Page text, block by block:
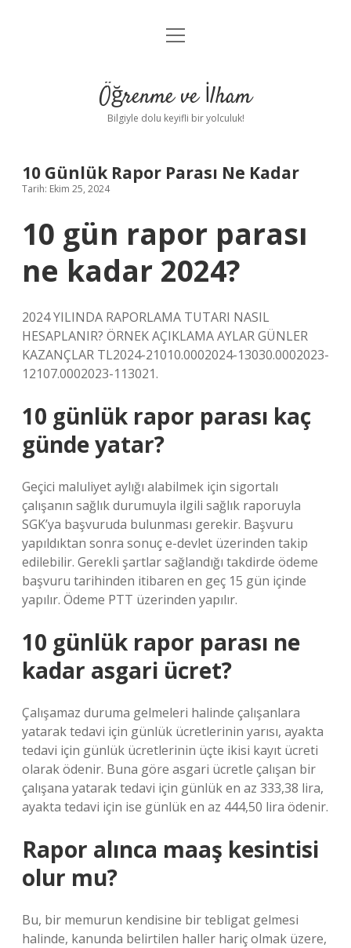
Anasayfa
Yasal Uyarı
menüyü
Öğrenme ve İlham
Bilgiyle dolu keyifli bir yolculuk!
10 Günlük Rapor Parası Ne Kadar
Tarih: Ekim 25, 2024
10 gün rapor parası
ne kadar 2024?
2024 YILINDA RAPORLAMA TUTARI NASIL
HESAPLANIR? ÖRNEK AÇIKLAMA AYLAR GÜNLER
KAZANÇLAR TL2024-21010.0002024-13030.0002023-
12107.0002023-113021.
10 günlük rapor parası kaç
günde yatar?
Geçici maluliyet aylığı alabilmek için sigortalı
çalışanın sağlık durumuyla ilgili sağlık raporuyla
SGK’ya başvuruda bulunması gerekir. Başvuru
yapıldıktan sonra sonuç e-devlet üzerinden takip
edilebilir. Gerekli şartlar sağlandığı takdirde ödeme
başvuru tarihinden itibaren en geç 15 gün içinde
yapılır. Ödeme PTT üzerinden yapılır.
10 günlük rapor parası ne
kadar asgari ücret?
Çalışamaz duruma gelmeleri halinde çalışanlara
yatarak tedavi için günlük ücretlerinin yarısı, ayakta
tedavi için günlük ücretlerinin üçte ikisi kayıt ücreti
olarak ödenir. Buna göre asgari ücretle çalışan bir
çalışana yatarak tedavi için günlük en az 333,38 lira,
ayakta tedavi için ise günlük en az 444,50 lira ödenir.
Rapor alınca maaş kesintisi
olur mu?
Bu, bir memurun kendisine bir tebligat gelmesi
halinde, kanunda belirtilen haller hariç olmak üzere,